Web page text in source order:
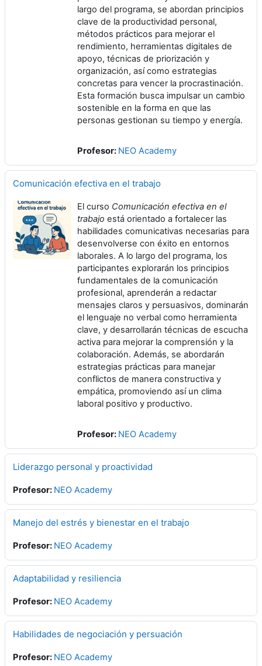
largo del programa, se abordan principios
clave de la productividad personal,
métodos prácticos para mejorar el
rendimiento, herramientas digitales de
apoyo, técnicas de priorización y
organización, así como estrategias
concretas para vencer la procrastinación.
Esta formación busca impulsar un cambio
sostenible en la forma en que las
personas gestionan su tiempo y energía.
Profesor: NEO Academy
Comunicación efectiva en el trabajo
El curso Comunicación efectiva en el
trabajo está orientado a fortalecer las
habilidades comunicativas necesarias para
desenvolverse con éxito en entornos
laborales. A lo largo del programa, los
participantes explorarán los principios
fundamentales de la comunicación
profesional, aprenderán a redactar
mensajes claros y persuasivos, dominarán
el lenguaje no verbal como herramienta
clave, y desarrollarán técnicas de escucha
activa para mejorar la comprensión y la
colaboración. Además, se abordarán
estrategias prácticas para manejar
conflictos de manera constructiva y
empática, promoviendo así un clima
laboral positivo y productivo.
Profesor: NEO Academy
Liderazgo personal y proactividad
Profesor: NEO Academy
Manejo del estrés y bienestar en el trabajo
Profesor: NEO Academy
Adaptabilidad y resiliencia
Profesor: NEO Academy
Habilidades de negociación y persuación
Profesor: NEO Academy